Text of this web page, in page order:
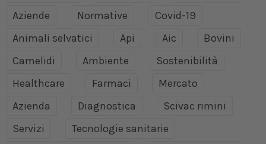
Aziende
Normative
Covid-19
Animali selvatici
Api Aic
Bovini
Camelidi
Ambiente
Sostenibilità
Healthcare
Farmaci
Mercato
Azienda
Diagnostica
Scivac rimini
Servizi
Tecnologie sanitarie